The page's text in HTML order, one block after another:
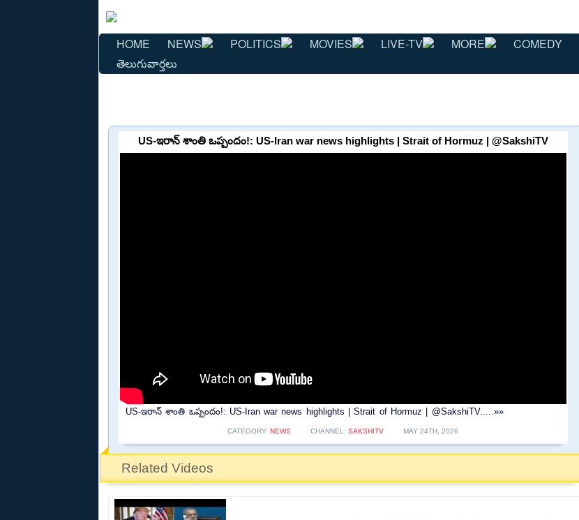
HOME NEWS POLITICS MOVIES LIVE-TV MORE COMEDY
తెలుగువార్తలు
US-ఇరాన్ శాంతి ఒప్పందం!: US-Iran war news highlights | Strait of Hormuz | @SakshiTV
US-ఇరాన్ శాంతి ఒప్పందం!: US-Iran war news highlights | Strait of Hormuz | @SakshiTV.....»»
CATEGORY: NEWS CHANNEL:SAKSHITV MAY 24TH, 2026
Related Videos